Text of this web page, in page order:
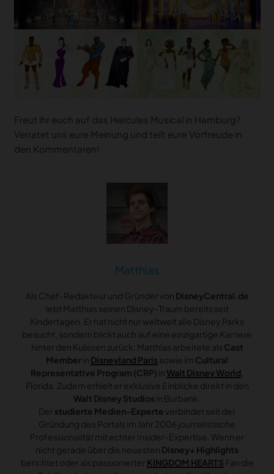
Freut ihr euch auf das Hercules Musical in Hamburg?
Verratet uns eure Meinung und teilt eure Vorfreude in
den Kommentaren!
Matthias
Als Chef-Redakteur und Gründer von DisneyCentral.de
lebt Matthias seinen Disney-Traum bereits seit
Kindertagen. Er hat nicht nur weltweit alle Disney Parks
besucht, sondern blickt auch auf eine einzigartige Karriere
hinter den Kulissen zurück: Matthias arbeitete als Cast
Memberin Disneyland Paris sowie im Cultural
Representative Program (CRP) in Walt Disney World
Florida. Zudem erhielt er exklusive Einblicke direkt in den
Walt Disney Studios in Burbank.
Der studierte Medien-Experte verbindet seit der
Gründung des Portals im Jahr 2006 journalistische
Professionalität mit echter Insider-Expertise. Wenn er
nicht gerade über die neuesten Disney+ Highlights
berichtet oder als passionierter KINGDOM HEARTS Fan die